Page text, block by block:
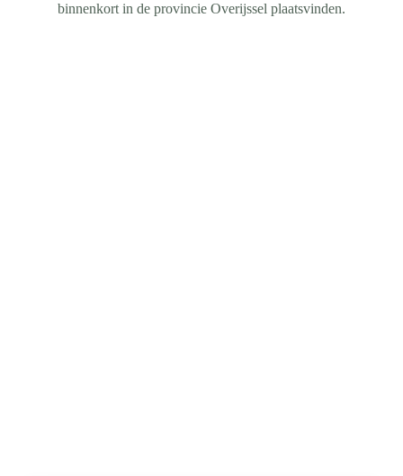
binnenkort in de provincie Overijssel plaatsvinden.